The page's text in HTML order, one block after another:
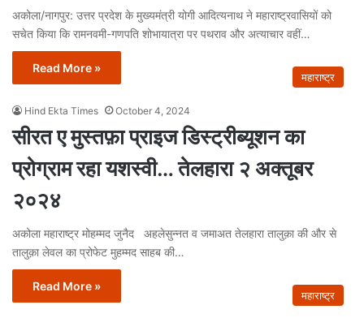
अकोला/नागपुर: उत्तर प्रदेश के मुख्यमंत्री योगी आदित्यनाथ ने महाराष्ट्रवासियों को
सचेत किया कि रामनवमी-गणपति शोभायात्रा पर पथराव और अत्याचार वहीं…
Read More »
महाराष्ट्र
Hind Ekta Times October 4, 2024
सीरत ए मुस्तफ़ा प्राइज डिस्ट्रीब्यूशन का
प्रोग्राम रहा यशस्वी… तेलहारा २ अक्तूबर
२०२४
अकोला महाराष्ट्र मोहम्मद जुनैद अहलेसुन्नत व जमाअत तेलहारा तालुक़ा की और से
तालुक़ा लेवल का प्रोफेट मुहम्मद साहब की…
Read More »
महाराष्ट्र